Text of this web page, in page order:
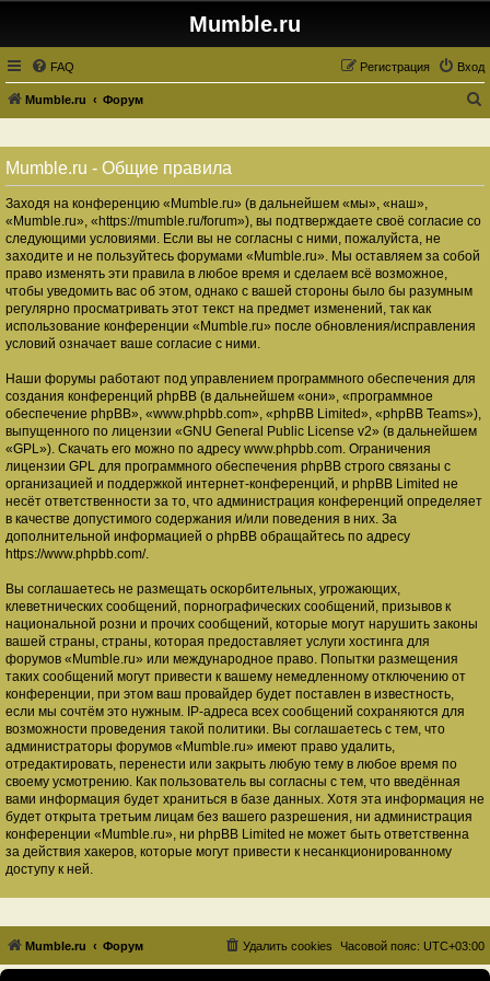
Mumble.ru
FAQ Вход
Регистрация
Mumble.ru Форум
и
Mumble.ru - Общие правила
Заходя на конференцию «Mumble.ru» (в дальнейшем «мы», «наш»,
«Mumble.ru», «https://mumble.ru/forum»), вы подтверждаете своё согласие со
следующими условиями. Если вы не согласны с ними, пожалуйста, не
заходите и не пользуйтесь форумами «Mumble.ru». Мы оставляем за собой
право изменять эти правила в любое время и сделаем всё возможное,
чтобы уведомить вас об этом, однако с вашей стороны было бы разумным
регулярно просматривать этот текст на предмет изменений, так как
использование конференции «Mumble.ru» после обновления/исправления
условий означает ваше согласие с ними.
Наши форумы работают под управлением программного обеспечения для
создания конференций phpBB (в дальнейшем «они», «программное
обеспечение phpBB», «www.phpbb.com», «phpBB Limited», «phpBB Teams»),
выпущенного по лицензии «GNU General Public License v2» (в дальнейшем
«GPL»). Скачать его можно по адресу www.phpbb.com. Ограничения
лицензии GPL для программного обеспечения phpBB строго связаны с
организацией и поддержкой интернет-конференций, и phpBB Limited не
несёт ответственности за то, что администрация конференций определяет
в качестве допустимого содержания и/или поведения в них. За
дополнительной информацией о phpBB обращайтесь по адресу
https://www.phpbb.com/.
Вы соглашаетесь не размещать оскорбительных, угрожающих,
клеветнических сообщений, порнографических сообщений, призывов к
национальной розни и прочих сообщений, которые могут нарушить законы
вашей страны, страны, которая предоставляет услуги хостинга для
форумов «Mumble.ru» или международное право. Попытки размещения
таких сообщений могут привести к вашему немедленному отключению от
конференции, при этом ваш провайдер будет поставлен в известность,
если мы сочтём это нужным. IP-адреса всех сообщений сохраняются для
возможности проведения такой политики. Вы соглашаетесь с тем, что
администраторы форумов «Mumble.ru» имеют право удалить,
отредактировать, перенести или закрыть любую тему в любое время по
своему усмотрению. Как пользователь вы согласны с тем, что введённая
вами информация будет храниться в базе данных. Хотя эта информация не
будет открыта третьим лицам без вашего разрешения, ни администрация
конференции «Mumble.ru», ни phpBB Limited не может быть ответственна
за действия хакеров, которые могут привести к несанкционированному
доступу к ней.
Mumble.ru Форум Часовой пояс: UTC+03:00
Удалить cookies